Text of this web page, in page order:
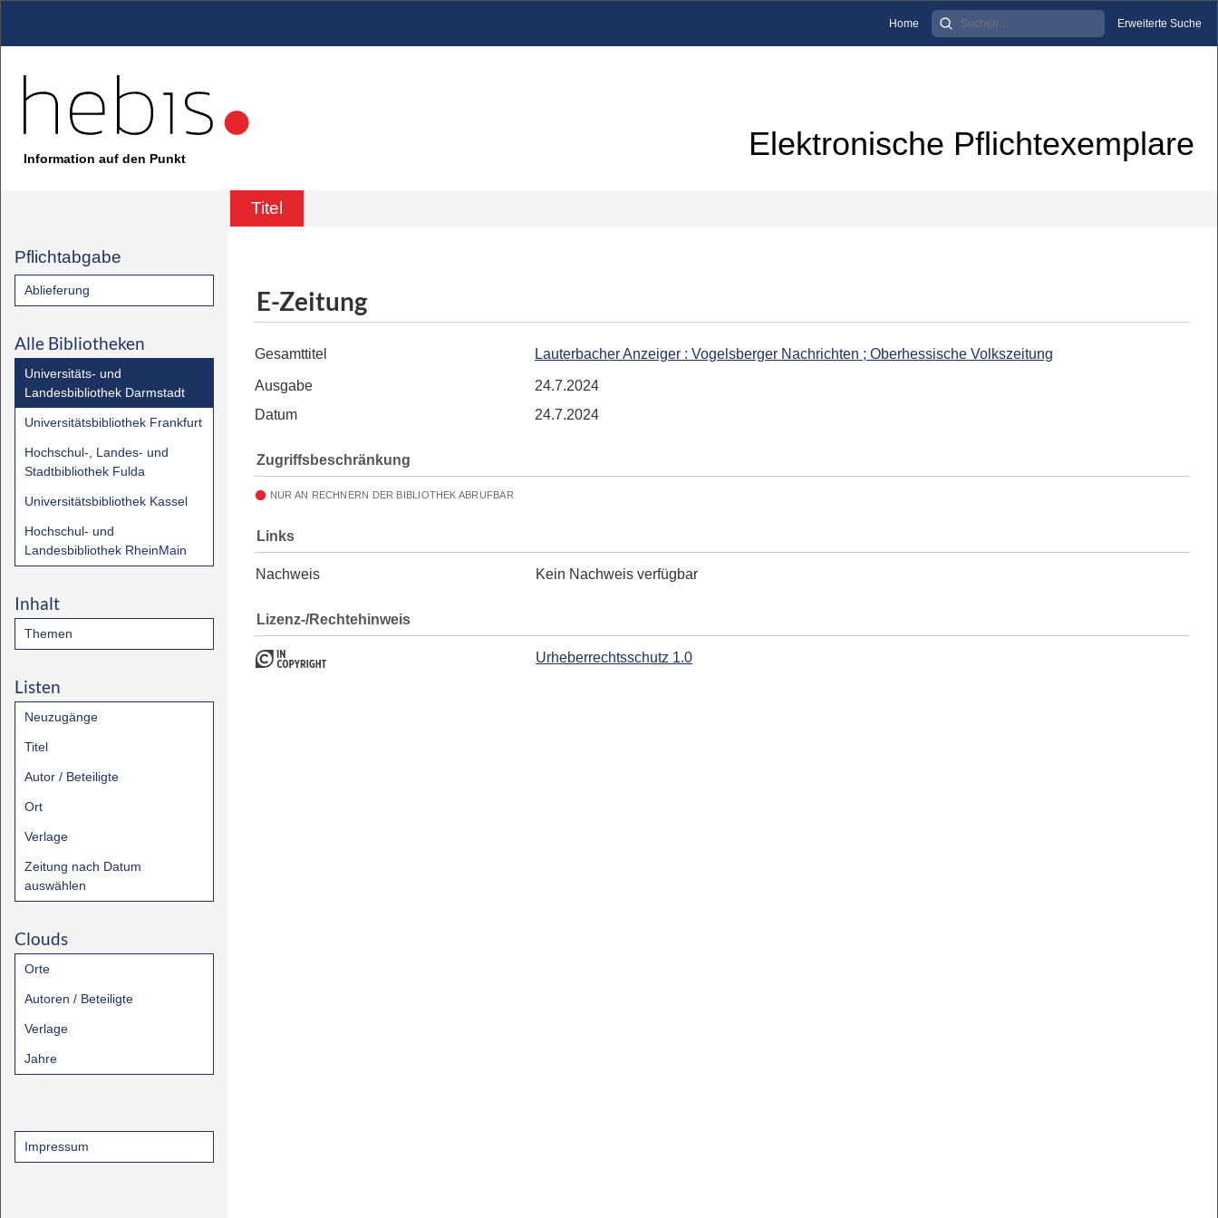
Home Erweiterte Suche
Information auf den Punkt Elektronische Pflichtexemplare
Titel
Pflichtabgabe
Ablieferung
Alle Bibliotheken
Universitäts- und
Landesbibliothek Darmstadt
Universitätsbibliothek Frankfurt
Hochschul-, Landes- und
Stadtbibliothek Fulda
Universitätsbibliothek Kassel
Hochschul- und
Landesbibliothek RheinMain
Inhalt
Themen
Listen
Neuzugänge
Titel
Autor / Beteiligte
Ort
Verlage
Zeitung nach Datum
auswählen
Clouds
Orte
Autoren / Beteiligte
Verlage
Jahre
Impressum
E-Zeitung
Gesamttitel Lauterbacher Anzeiger : Vogelsberger Nachrichten ; Oberhessische Volkszeitung
Ausgabe
24.7.2024
Datum
24.7.2024
Zugriffsbeschränkung
NUR AN RECHNERN DER BIBLIOTHEK ABRUFBAR
Links
Nachweis Kein Nachweis verfügbar
Lizenz-/Rechtehinweis
Urheberrechtsschutz 1.0